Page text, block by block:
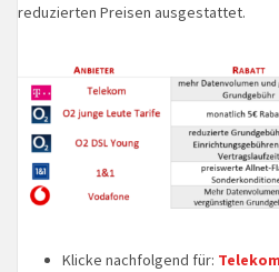
reduzierten Preisen ausgestattet.
Klicke nachfolgend für: Telekom